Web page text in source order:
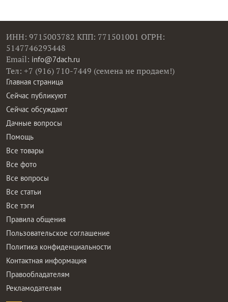
ИНН: 9715003782 КПП: 771501001 ОГРН:
5147746293448
Email: info@7dach.ru
Тел: +7 (916) 710-7449 (семена не продаем!)
Главная страница
Сейчас публикуют
Сейчас обсуждают
Дачные вопросы
Помощь
Все товары
Все фото
Все вопросы
Все статьи
Все тэги
Правила общения
Пользовательское соглашение
Политика конфиденциальности
Контактная информация
Правообладателям
Рекламодателям